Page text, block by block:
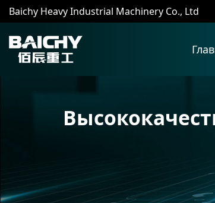
Baichy Heavy Industrial Machinery Co., Ltd